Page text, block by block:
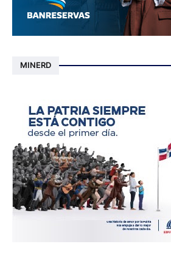
MINERD